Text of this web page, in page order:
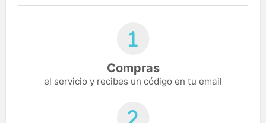
Compras
el servicio y recibes un código en tu email